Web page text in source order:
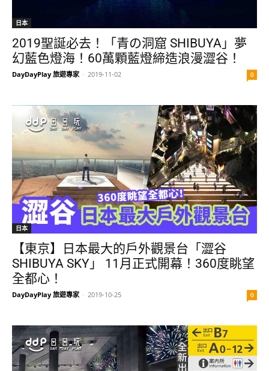
日本
2019聖誕必去！「青の洞窟 SHIBUYA」夢
幻藍色燈海！60萬顆藍燈締造浪漫澀谷！
DayDayPlay 旅遊專家 - 2019-11-02 0
日本
【東京】日本最大的戶外觀景台「澀谷
SHIBUYA SKY」 11月正式開幕！360度眺望
全都心！
DayDayPlay 旅遊專家 - 2019-10-25 0